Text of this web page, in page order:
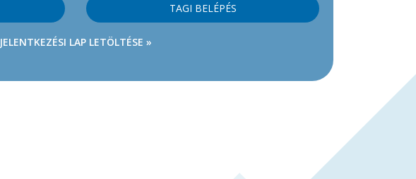
TAGI BELÉPÉS
JELENTKEZÉSI LAP LETÖLTÉSE »